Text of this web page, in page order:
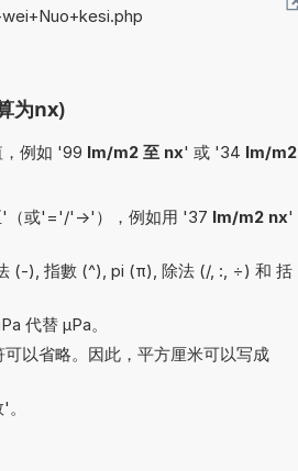
为nx)
，例如 '99 lm/m2 至 nx' 或 '34 lm/m2
'（或'='/'->'），例如用 '37 lm/m2 nx'
(-), 指數 (^), pi (π), 除法 (/, :, ÷) 和 括
代替 µPa。
以省略。因此，平方厘米可以写成